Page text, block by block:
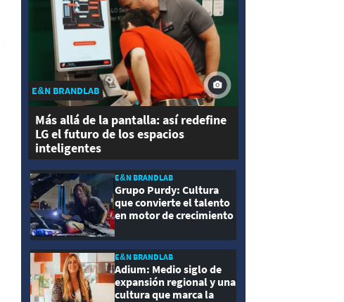
E&N BRANDLAB
Más allá de la pantalla: así redefine
LG el futuro de los espacios
inteligentes
E&N BRANDLAB
Grupo Purdy: Cultura
que convierte el talento
en motor de crecimiento
E&N BRANDLAB
Adium: Medio siglo de
expansión regional y una
cultura que marca la